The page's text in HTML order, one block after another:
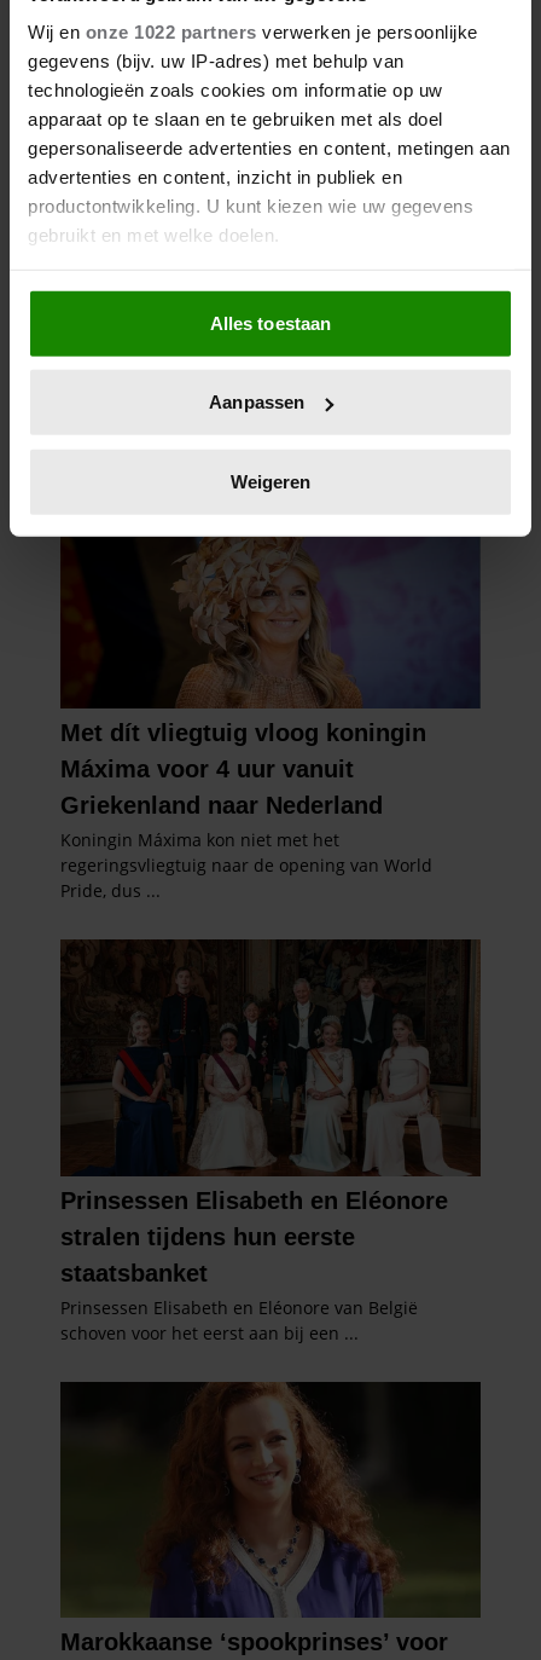
Wij en onze 1022 partners verwerken je persoonlijke
gegevens (bijv. uw IP-adres) met behulp van
technologieën zoals cookies om informatie op uw
apparaat op te slaan en te gebruiken met als doel
gepersonaliseerde advertenties en content, metingen aan
advertenties en content, inzicht in publiek en
productontwikkeling. U kunt kiezen wie uw gegevens
gebruikt en met welke doelen.
Als u het toestaat, willen we ook graag:
Informatie verzamelen over uw geografische
locatie, die tot een paar meter nauwkeurig kan zijn
scannen op specifieke eigenschappen (fingerprinting)
verwerkt en stel uw voorkeuren in het
intrekken in de Cookieverklaring.
We gebruiken cookies om content en advertenties te
personaliseren, om functies voor social media te bieden
en om ons websiteverkeer te analyseren. Ook delen we
informatie over uw gebruik van onze site met onze
partners voor social media, adverteren en analyse. Deze
partners kunnen deze gegevens combineren met andere
informatie die u aan ze heeft verstrekt of die ze hebben
verzameld op basis van uw gebruik van hun services. U
gebruiken.
Alles toestaan
Aanpassen
Weigeren
12 juni 2026
BIJZONDER: PRINSES BEATRIX
VERDWENEN WIEG TERUG